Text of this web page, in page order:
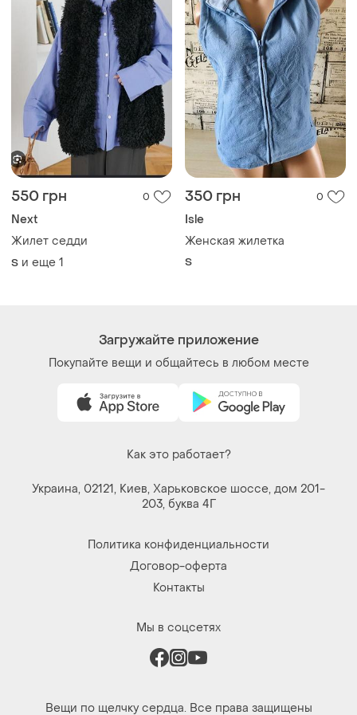
550 грн 0
Next
Жилет седди
S и еще 1
350 грн 0
Isle
Женская жилетка
S
Загружайте приложение
Покупайте вещи и общайтесь в любом месте
Как это работает?
Украина, 02121, Киев, Харьковское шоссе, дом 201-
203, буква 4Г
Политика конфиденциальности
Договор-оферта
Контакты
Мы в соцсетях
Вещи по щелчку сердца. Все права защищены